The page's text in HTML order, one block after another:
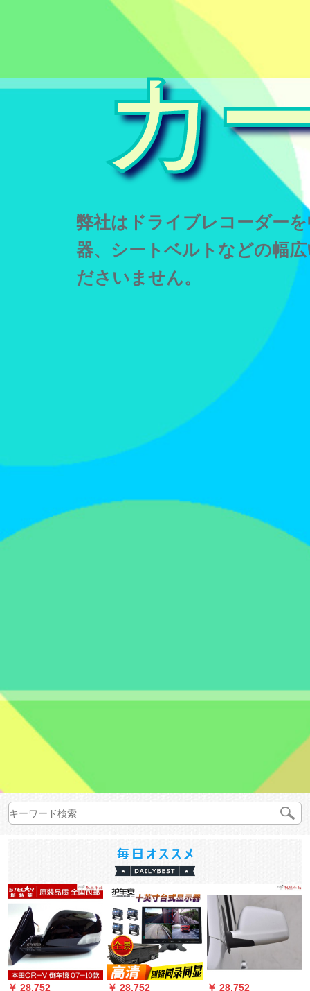
カ
弊社はドライブレコーダー
器、シートベルトなどの幅
ださいません。
￥ 28,752
￥ 28,752
￥ 28,752